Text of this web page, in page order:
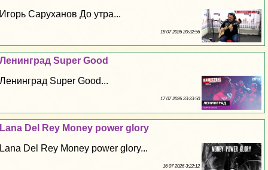
Игорь Саруханов До утра...
18 07 2026 20:32:56
Ленинград Super Good
Ленинград Super Good...
17 07 2026 23:23:50
Lana Del Rey Money power glory
Lana Del Rey Money power glory...
16 07 2026 3:22:12